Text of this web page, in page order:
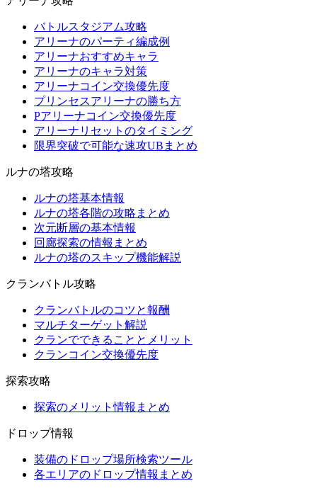
バトルスタジアム攻略
アリーナのパーティ編成例
アリーナおすすめキャラ
アリーナのキャラ対策
アリーナコイン交換優先度
プリンセスアリーナの勝ち方
Pアリーナコイン交換優先度
アリーナリセットのタイミング
限界突破で可能な速攻UBまとめ
ルナの塔攻略
ルナの塔基本情報
ルナの塔各階の攻略まとめ
次元断層の基本情報
回廊探索の情報まとめ
ルナの塔のスキップ機能解説
クランバトル攻略
クランバトルのコツと報酬
マルチターゲット解説
クランでできることとメリット
クランコイン交換優先度
探索攻略
探索のメリット情報まとめ
ドロップ情報
装備のドロップ場所検索ツール
各エリアのドロップ情報まとめ